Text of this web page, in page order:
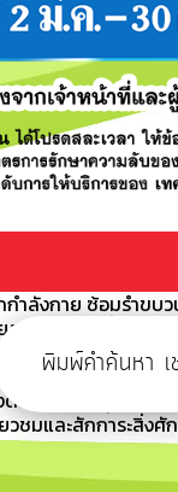
ำลังกาย ซ้อมรำขบ
ามัญ สมัยที่ 2/2569
ละเข้าร่วมพิธีบำเ
รมหลวงราชสาริณีสิ
นไม้ที่ปกคลุมทางสา
ชมและสักการะสิ่